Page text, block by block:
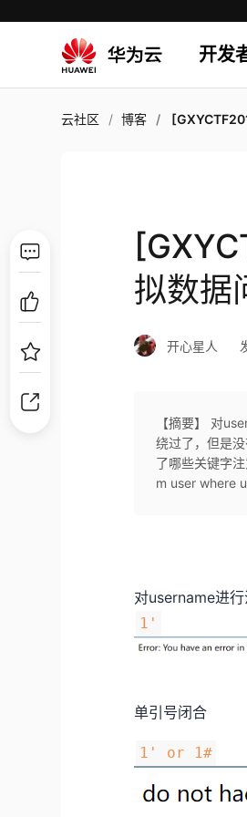
开发
云社区 博客
拟数据
开心星人
【摘要】 对
绕过了，但是
了哪些关键字
m user where
对username进
1'
单引号闭合
1' or 1#